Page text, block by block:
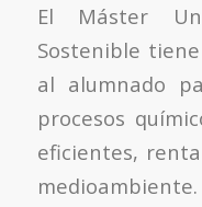
El Máster
Sostenible
al alumnado
procesos
eficientes,
medioambiente.